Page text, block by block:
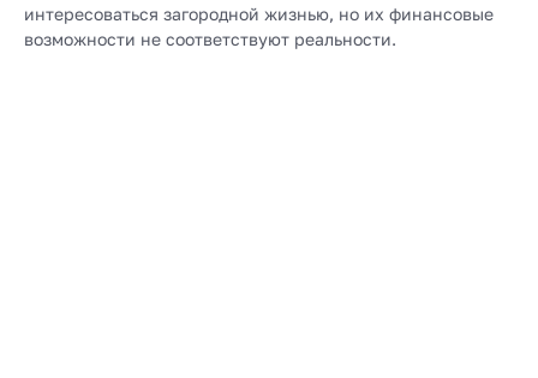
интересоваться загородной жизнью, но их финансовые
возможности не соответствуют реальности.